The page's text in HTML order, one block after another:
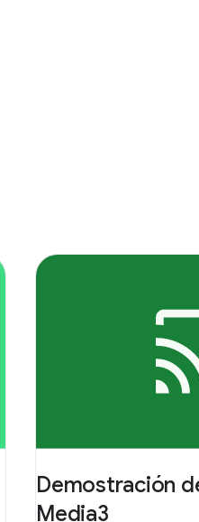
Demostración
Media3